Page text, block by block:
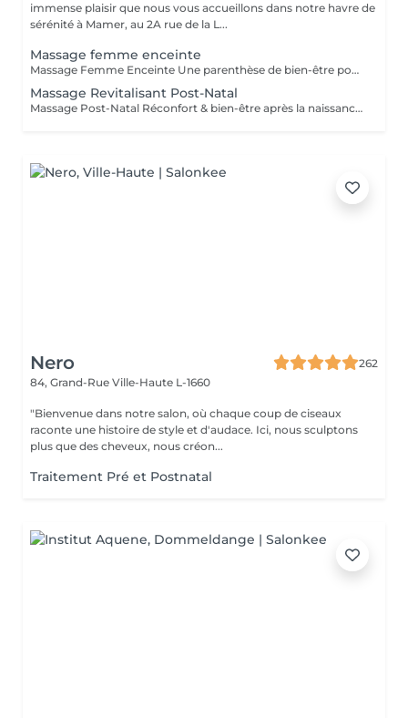
immense plaisir que nous vous accueillons dans notre havre de
sérénité à Mamer, au 2A rue de la L...
Massage femme enceinte
Massage Femme Enceinte Une parenthèse de bien-être pour vous et votre bébé La grossesse est une étape unique et extraordinaire, mais aussi exigeante pour le corps et l'esprit. Notre Massage Femme Enceinte a été spécialement conçu pour accompagner les futures mamans en douceur, en apportant détente, vitalité et sérénité, tout en respectant vos besoins et ceux de votre bébé. Les bienfaits du Massage Femme Enceinte -Redonne de l'énergie : soulage la fatigue et procure un regain de vitalité. -Apaise tensions et inconforts : réduit les douleurs musculaires et articulaires liées à la grossesse. -Adoucit et assouplit la peau : favorise l'hydratation et aide à prévenir l'apparition de vergetures. -Renforce le lien avec bébé : un moment privilégié pour ressentir une profonde connexion émotionnelle. -Prépare à un accouchement harmonieux : en diminuant le stress et en relâchant les tensions musculaires. Chaque séance est réalisée par des praticiens expérimentés, formés pour garantir une expérience sécurisée, adaptée et profondément apaisante. Tout est pensé pour que vous puissiez vous évader du quotidien et savourer ce moment de douceur, rien que pour vous et votre bébé. Ce soin est conseillé à partir du 2 trimestre de grossesse. Déconseillé en cas de contre-indication médicale (demandez toujours l'avis de votre médecin). Avertissement : Nos massages sont exclusivement dédiés au bien-être et à la relaxation. Ils ne remplacent pas un suivi médical et ne relèvent pas de la kinésithérapie.
Massage Revitalisant Post-Natal
Massage Post-Natal Réconfort & bien-être après la naissance La période post-natale est un moment unique dans la vie d'une femme. Après l'accouchement, il est essentiel de prendre soin de soi pour retrouver son équilibre et son énergie. Notre Massage Post-Natal a été conçu pour vous offrir un moment de profonde détente, de réconfort et d'accompagnement dans cette nouvelle étape de vie. Les bienfaits du Massage Post-Natal -Retrouver son équilibre : aide le corps à récupérer plus rapidement et à retrouver son harmonie naturelle. -Remodeler la silhouette : accompagne en douceur la réappropriation du corps après la grossesse. -Stimuler la vitalité : combat la fatigue et redonne énergie et dynamisme. -Soulager les jambes lourdes et les tensions musculaires : procure un apaisement immédiat grâce à des gestes adaptés. -Favoriser l'élimination des toxines : soutient le processus naturel de purification de l'organisme. Après avoir donné la vie, offrez-vous ce précieux moment de bien-être. Cédric veille à ce que chaque séance soit une expérience sécurisée, apaisante et entièrement dédiée à votre récupération. Découvrez également nos cartes forfaits pour prolonger ces instants de douceur et de ressourcement. Ce soin est déconseillé en cas de contre-indication médicale (demandez toujours l'avis de votre médecin). Avertissement : Nos massages sont exclusivement dédiés au bien-être et à la relaxation. Ils ne remplacent pas un suivi médical et ne relèvent pas de la kinésithérapie.
Nero
262
84, Grand-Rue Ville-Haute L-1660
"Bienvenue dans notre salon, où chaque coup de ciseaux
raconte une histoire de style et d'audace. Ici, nous sculptons
plus que des cheveux, nous créon...
Traitement Pré et Postnatal